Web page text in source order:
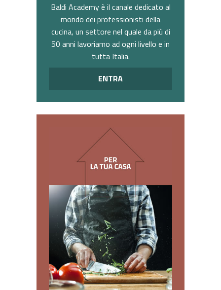
Baldi Academy è il canale dedicato al
mondo dei professionisti della
cucina, un settore nel quale da più di
50 anni lavoriamo ad ogni livello e in
tutta Italia.
ENTRA